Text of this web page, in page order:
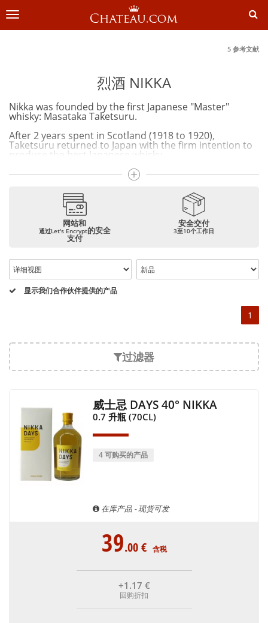
切
导
5 参考文献
烈酒 NIKKA
Nikka was founded by the first Japanese "Master"
whisky: Masataka Taketsuru.
After 2 years spent in Scotland (1918 to 1920),
Taketsuru returned to Japan with the firm intention to
produce the best Japanese whisky.
In 1934, he founded Dai Nippon Kaju Co. and built his
first distillery in Yoichi on Hokkaido Island, and the first
Nikka whisky was produced there in 1936. In 1969, the
second distillery was established in Miyagikyo, Honshu.
Closely linked to the exceptional history of its founder,
Nikka produces today a range of Blends (blend of malt
and grain whiskies), Single Malt (1 unique distillery,
pot still), Blended Malt or Pure Malt (resulting from the
blend of Single Malt) and finally the “Coffey Grain”
resulting from the distillation in column still (Coffey
still) of cereals other than barley, (mainly corn) or
malted barley for the Coffey Malt Whisky.
and generous.
网站和
通过Let's Encrypt的安全
支付
安全交付
3至10个工作日
显示我们合作伙伴提供的产品
1
过滤器
威士忌 DAYS 40° NIKKA
0.7 升瓶 (70CL)
4 可购买的产品
在库产品 - 现货可发
39.00€ 含税
+1 .17 €
回购折扣